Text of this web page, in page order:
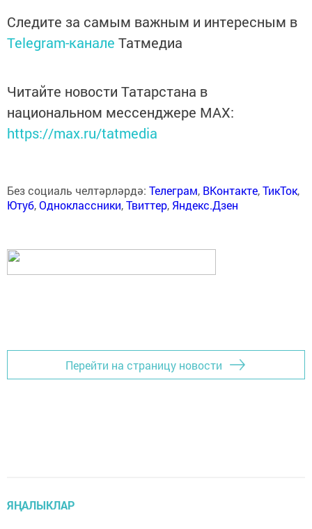
Следите за самым важным и интересным в
Telegram-канале Татмедиа
Читайте новости Татарстана в
национальном мессенджере MАХ:
https://max.ru/tatmedia
Без социаль челтәрләрдә: Телеграм, ВКонтакте,ТикТок,
Ютуб,Одноклассники,Твиттер, Яндекс.Дзен
Перейти на страницу новости
ЯҢАЛЫКЛАР